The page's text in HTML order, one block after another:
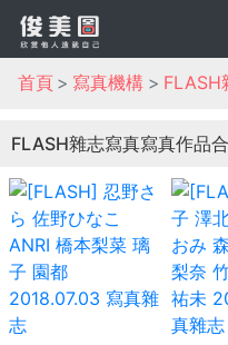
首頁 寫真機構 FLASH
FLASH雜志寫真寫真作品